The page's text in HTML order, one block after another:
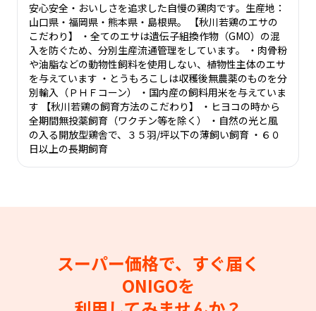
安心安全・おいしさを追求した自慢の鶏肉です。生産地：
山口県・福岡県・熊本県・島根県。 【秋川若鶏のエサの
こだわり】 ・全てのエサは遺伝子組換作物（GMO）の混
入を防ぐため、分別生産流通管理をしています。 ・肉骨粉
や油脂などの動物性飼料を使用しない、植物性主体のエサ
を与えています ・とうもろこしは収穫後無農薬のものを分
別輸入（ＰＨＦコーン） ・国内産の飼料用米を与えていま
す 【秋川若鶏の飼育方法のこだわり】 ・ヒヨコの時から
全期間無投薬飼育（ワクチン等を除く） ・自然の光と風
の入る開放型鶏舎で、３５羽/坪以下の薄飼い飼育 ・６０
日以上の長期飼育
スーパー価格で、すぐ届く
ONIGOを